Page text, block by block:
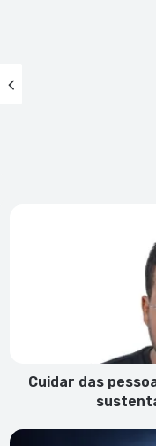
Cuidar das
PJ